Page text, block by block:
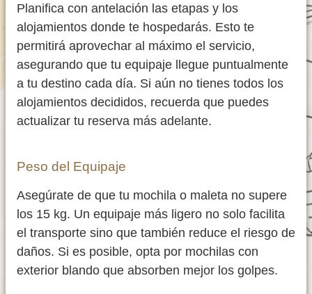
Planifica con antelación las etapas y los
alojamientos donde te hospedarás. Esto te
permitirá aprovechar al máximo el servicio,
asegurando que tu equipaje llegue puntualmente
a tu destino cada día. Si aún no tienes todos los
alojamientos decididos, recuerda que puedes
actualizar tu reserva más adelante.
Peso del Equipaje
Asegúrate de que tu mochila o maleta no supere
los 15 kg. Un equipaje más ligero no solo facilita
el transporte sino que también reduce el riesgo de
daños. Si es posible, opta por mochilas con
exterior blando que absorben mejor los golpes.